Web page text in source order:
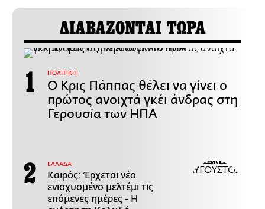
ΔΙΑΒΑΖΟΝΤΑΙ ΤΩΡΑ
ΠΟΛΙΤΙΚΗ
Ο Κρις Πάππας θέλει να γίνει ο
πρώτος ανοιχτά γκέι άνδρας στη
Γερουσία των ΗΠΑ
ΕΛΛΑΔΑ
Καιρός: Έρχεται νέο
ενισχυσμένο μελτέμι τις
επόμενες ημέρες - Η